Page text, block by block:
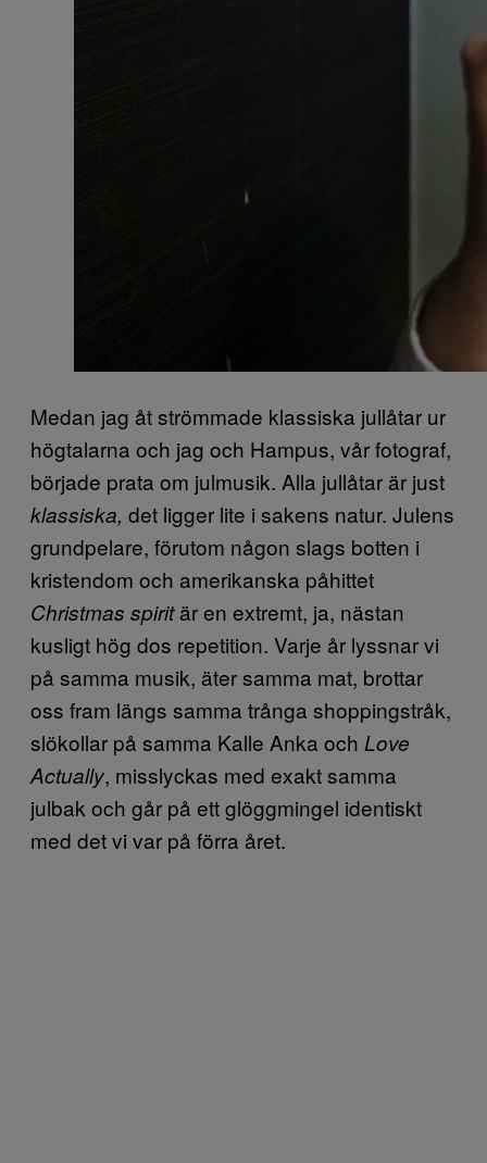
Medan jag åt strömmade klassiska jullåtar ur
högtalarna och jag och Hampus, vår fotograf,
började prata om julmusik. Alla jullåtar är just
klassiska, det ligger lite i sakens natur. Julens
grundpelare, förutom någon slags botten i
kristendom och amerikanska påhittet
Christmas spiritär en extremt, ja, nästan
kusligt hög dos repetition. Varje år lyssnar vi
på samma musik, äter samma mat, brottar
oss fram längs samma trånga shoppingstråk,
slökollar på samma Kalle Anka och Love
Actually, misslyckas med exakt samma
julbak och går på ett glöggmingel identiskt
med det vi var på förra året.